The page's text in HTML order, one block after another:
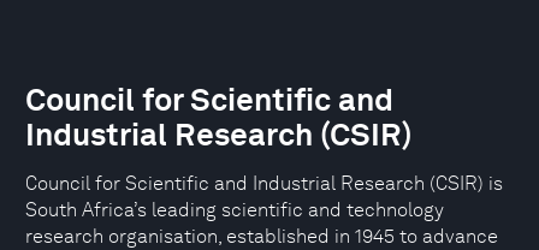
Council for Scientific and
Industrial Research (CSIR)
Council for Scientific and Industrial Research (CSIR) is
South Africa’s leading scientific and technology
research organisation, established in 1945 to advance